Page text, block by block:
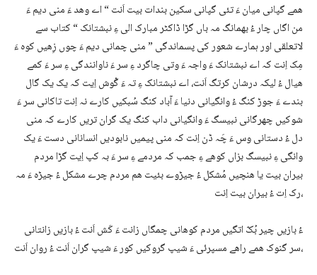
ھمے گپانی میان ءَ تئی گپانی سکین بندات بیت اَنت “ اے وھد ءَ منی دیم ءَ
من اگاں چار ءُ بھمانگ مہ باں گڑا ڈاکٹر مبارک الی ءِ نبشتانک “ کتاب سے
لاتعلقی اور ہمارے شعور کی پسماندگی ” منی چمانی دیم ءَ چوں زِھیں کوہ ءَ
مِک اِنت کہ اے نبشتانک ءَ واجہ ءَ وتی چاگرد ءِ سر ءَ ناوانندگی ءِ سر ءَ کمے
ھیال ءُ لیکہ درشان کرتگ اَنت، اے نبشتانک ءِ تہ ءَ گْوش اِیت کہ یک یک گال
بندے ءَ جوڑ کنگ ءُ وانگیانی دنیا ءَ آباد کنگ سُبکیں کارے نہ اِنت تاکانی سر ءَ
شوکیں چھرگانی نبیسگ ءَ وانگیانی داب کنگ یک گران تریں کارے کہ منی
دل ءُ دستانی وس ءَ چَہ ڈن اِنت کہ منی پیمیں نابودیں انسانانی دست ءَ یک
وانگی ءِ نبیسگ بزاں کوھے ءِ جمب کہ مردمے ءِ سر ءَ بہ کپ اِیت گڑا مردم
بیران بیت یا ھنچیں مُشکل ءُ جیڑوے بئیت ھم مردم چرے مشکل ءُ جیڑہ ءَ مہ
رک اِت ءُ بیران بیت اِنت،
ءُ بازیں چیر بُکّ اتگیں مردم کوھانی چمگاں زانت ءَ کَش اَنت ءُ بازیں زانتانی
سر گنوک ھمے راھے مسپرئی ءَ شیپ گروکیں کور ءَ شیپ گران اَنت ءُ روان اَنت،